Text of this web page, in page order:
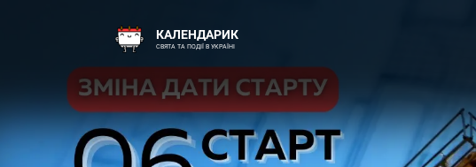
КАЛЕНДАРИК
СВЯТА ТА ПОДІЇ В УКРАЇНІ